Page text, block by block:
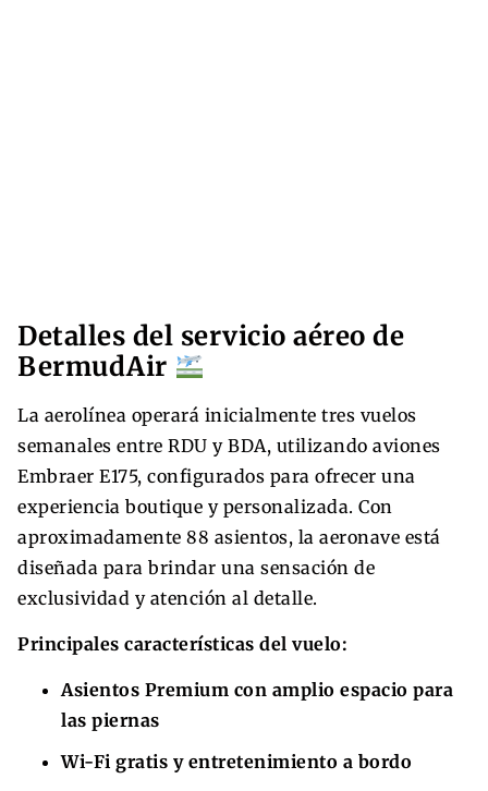
Detalles del servicio aéreo de
BermudAir
La aerolínea operará inicialmente tres vuelos
semanales entre RDU y BDA, utilizando aviones
Embraer E175, configurados para ofrecer una
experiencia boutique y personalizada. Con
aproximadamente 88 asientos, la aeronave está
diseñada para brindar una sensación de
exclusividad y atención al detalle.
Principales características del vuelo:
Asientos Premium con amplio espacio para
las piernas
Wi-Fi gratis y entretenimiento a bordo